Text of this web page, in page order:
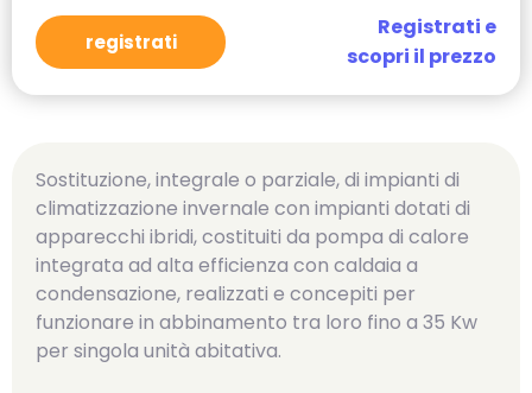
Registrati e
scopri il prezzo
registrati
Sostituzione, integrale o parziale, di impianti di
climatizzazione invernale con impianti dotati di
apparecchi ibridi, costituiti da pompa di calore
integrata ad alta efficienza con caldaia a
condensazione, realizzati e concepiti per
funzionare in abbinamento tra loro fino a 35 Kw
per singola unità abitativa.